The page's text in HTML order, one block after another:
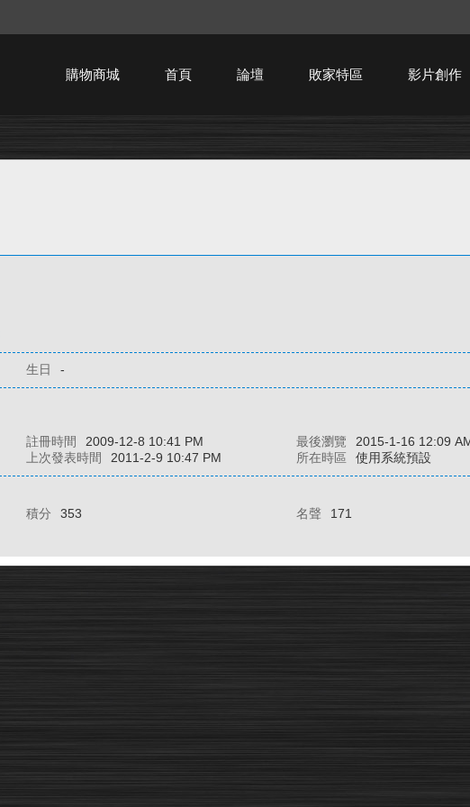
購物商城 首頁 論壇 敗家特區 影片創作
生日 -
註冊時間 2009-12-8 10:41 PM 最後瀏覽
2015-1-16 12:09
上次發表時間 2011-2-9 10:47 PM 所在時區 使用系統預設
積分 353 名聲
171